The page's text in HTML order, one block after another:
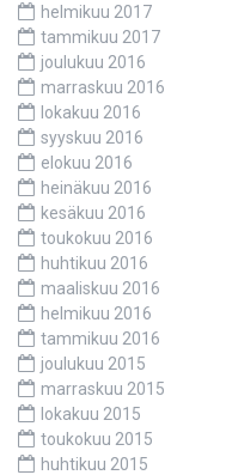
helmikuu 2017
tammikuu 2017
joulukuu 2016
marraskuu 2016
lokakuu 2016
syyskuu 2016
elokuu 2016
heinäkuu 2016
kesäkuu 2016
toukokuu 2016
huhtikuu 2016
maaliskuu 2016
helmikuu 2016
tammikuu 2016
joulukuu 2015
marraskuu 2015
lokakuu 2015
toukokuu 2015
huhtikuu 2015